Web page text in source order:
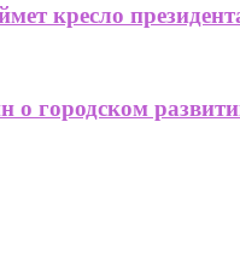
кресло
о городском